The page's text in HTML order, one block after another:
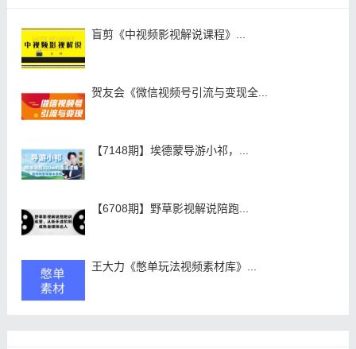
盲剪《中视频影视解说课程》...
贺友会《微信视频号引流与变现全...
【7148期】埃德蒙导游小祁，...
【6708期】野草影视解说陪跑...
王大力《憋单玩法视频素材库》...